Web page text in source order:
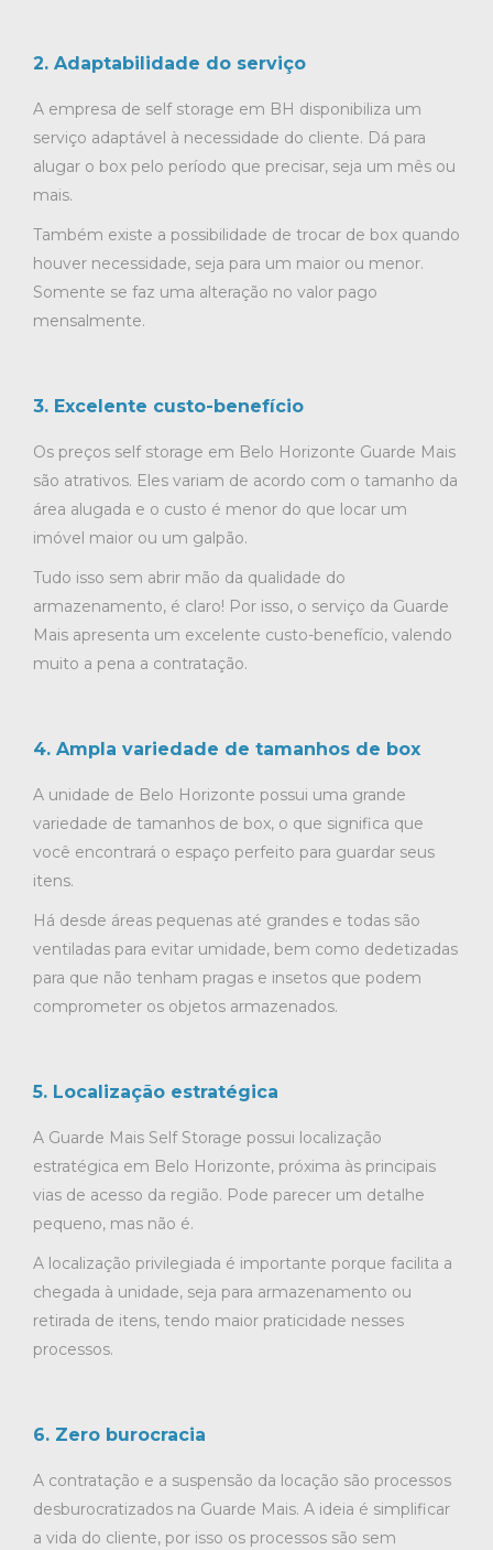
2. Adaptabilidade do serviço
A empresa de self storage em BH disponibiliza um
serviço adaptável à necessidade do cliente. Dá para
alugar o box pelo período que precisar, seja um mês ou
mais.
Também existe a possibilidade de trocar de box quando
houver necessidade, seja para um maior ou menor.
Somente se faz uma alteração no valor pago
mensalmente.
3. Excelente custo-benefício
Os preços self storage em Belo Horizonte Guarde Mais
são atrativos. Eles variam de acordo com o tamanho da
área alugada e o custo é menor do que locar um
imóvel maior ou um galpão.
Tudo isso sem abrir mão da qualidade do
armazenamento, é claro! Por isso, o serviço da Guarde
Mais apresenta um excelente custo-benefício, valendo
muito a pena a contratação.
4. Ampla variedade de tamanhos de box
A unidade de Belo Horizonte possui uma grande
variedade de tamanhos de box, o que significa que
você encontrará o espaço perfeito para guardar seus
itens.
Há desde áreas pequenas até grandes e todas são
ventiladas para evitar umidade, bem como dedetizadas
para que não tenham pragas e insetos que podem
comprometer os objetos armazenados.
5. Localização estratégica
A Guarde Mais Self Storage possui localização
estratégica em Belo Horizonte, próxima às principais
vias de acesso da região. Pode parecer um detalhe
pequeno, mas não é.
A localização privilegiada é importante porque facilita a
chegada à unidade, seja para armazenamento ou
retirada de itens, tendo maior praticidade nesses
processos.
6. Zero burocracia
A contratação e a suspensão da locação são processos
desburocratizados na Guarde Mais. A ideia é simplificar
a vida do cliente, por isso os processos são sem